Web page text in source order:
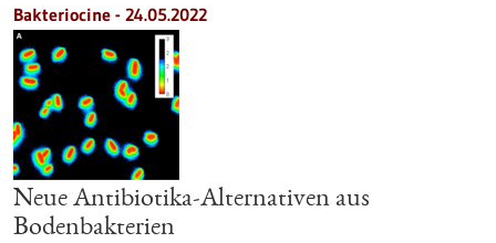
Bakteriocine - 24.05.2022
Neue Antibiotika-Alternativen aus
Bodenbakterien